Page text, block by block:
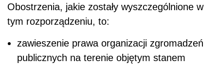
Obostrzenia, jakie zostały wyszczególnione w
tym rozporządzeniu, to:
zawieszenie prawa organizacji zgromadzeń
publicznych na terenie objętym stanem